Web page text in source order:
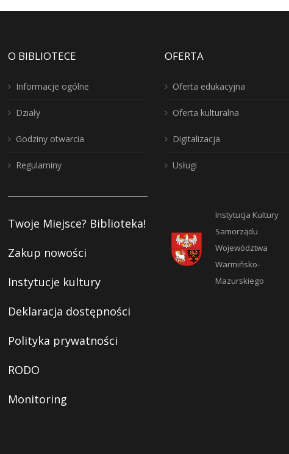
O BIBLIOTECE
Informacje ogólne
Działy
Godziny otwarcia
Regulaminy
Twoje Miejsce? Biblioteka!
Zakup nowości
Instytucje kultury
Deklaracja dostępności
Polityka prywatności
RODO
Monitoring
OFERTA
Oferta edukacyjna
Oferta kulturalna
Digitalizacja
Usługi
Instytucja Kultury
Samorządu
Województwa
Warmińsko-
Mazurskiego